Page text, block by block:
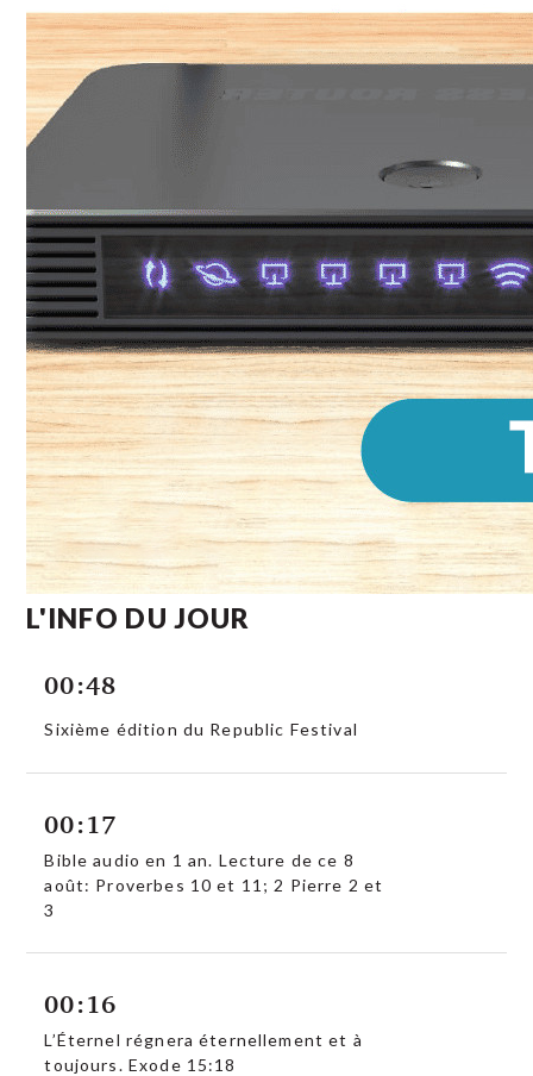
L'INFO DU JOUR
00:48
Sixième édition du Republic Festival
00:17
Bible audio en 1 an. Lecture de ce 8
août: Proverbes 10 et 11; 2 Pierre 2 et
3
00:16
L’Éternel régnera éternellement et à
toujours. Exode 15:18